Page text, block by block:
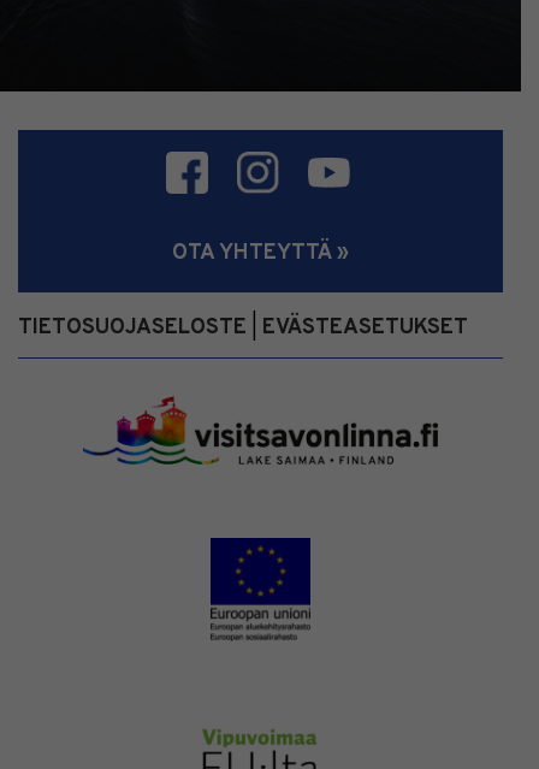
OTA YHTEYTTÄ »
TIETOSUOJASELOSTE EVÄSTEASETUKSET